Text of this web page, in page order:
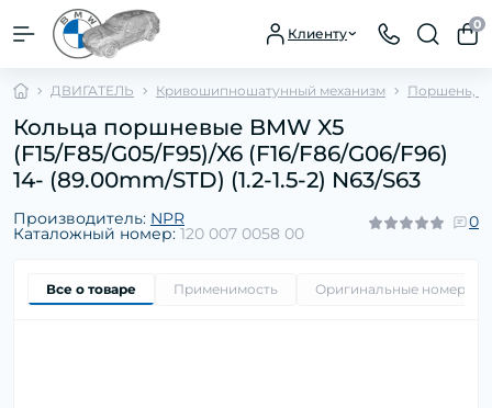
Клиенту
0
ДВИГАТЕЛЬ Кривошипношатунный механизм Поршень,
Кольца поршневые BMW X5
(F15/F85/G05/F95)/X6 (F16/F86/G06/F96)
14- (89.00mm/STD) (1.2-1.5-2) N63/S63
Производитель: NPR
Каталожный номер: 120 007 0058 00
0
Все о товаре Применимость Оригинальные номера